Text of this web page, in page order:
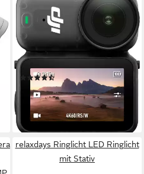
DJI Osmo Nano Standard
Combo (128GB) Camcorder
4K Ultra HD
Auflösung Video
microSD Speicherformat
35 MP
(12)
ab 306,40 €
15,22 €mtl. in 24 Raten
lieferbar - am nächsten Werktag
bei dir
relaxdays Ringlicht LED Ringlicht
mit Stativ